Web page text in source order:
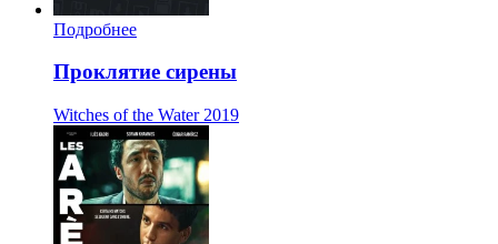
Подробнее
Проклятие сирены
Witches of the Water 2019